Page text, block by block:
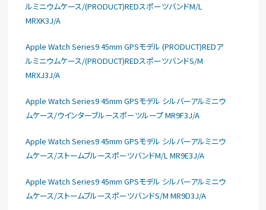
ルミニウムケース/(PRODUCT)REDスポーツバンドM/L
MRXK3J/A
Apple Watch Series9 45mm GPSモデル (PRODUCT)REDア
ルミニウムケース/(PRODUCT)REDスポーツバンドS/M
MRXJ3J/A
Apple Watch Series9 45mm GPSモデル シルバーアルミニウ
ムケース/ウインターブルースポーツループ MR9F3J/A
Apple Watch Series9 45mm GPSモデル シルバーアルミニウ
ムケース/ストームブルースポーツバンドM/L MR9E3J/A
Apple Watch Series9 45mm GPSモデル シルバーアルミニウ
ムケース/ストームブルースポーツバンドS/M MR9D3J/A